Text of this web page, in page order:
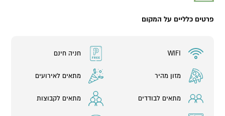
פרטים כלליים על המקום
WIFI חניה חינם
מזון מהיר מתאים לאירועים
מתאים לבודדים מתאים לקבוצות